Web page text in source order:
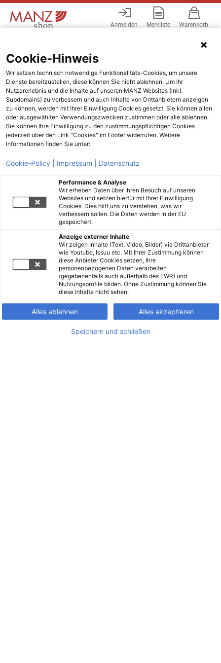
Anmelden Merkliste Warenkorb
Cookie-Hinweis
Wir setzen technisch notwendige Funktionalitäts-Cookies, um unsere
Dienste bereitzustellen, diese können Sie nicht ablehnen. Um Ihr
Nutzererlebnis und die Inhalte auf unseren MANZ Websites (inkl.
Subdomains) zu verbessern und auch Inhalte von Drittanbietern anzeigen
zu können, werden mit Ihrer Einwilligung Cookies gesetzt. Sie können allen
oder ausgewählten Verwendungszwecken zustimmen oder alle ablehnen.
Sie können Ihre Einwilligung zu den zustimmungspflichtigen Cookies
jederzeit über den Link "Cookies" im Footer widerrufen. Weitere
Informationen finden Sie unter:
Cookie-Policy | Impressum | Datenschutz
Performance & Analyse
Wir erheben Daten über Ihren Besuch auf unseren
Websites und setzen hierfür mit Ihrer Einwilligung
Cookies. Dies hilft uns zu verstehen, was wir
verbessern sollen. Die Daten werden in der EU
gespeichert.
Anzeige externer Inhalte
Wir zeigen Inhalte (Text, Video, Bilder) via Drittanbieter
wie Youtube, Issuu etc. Mit Ihrer Zustimmung können
diese Anbieter Cookies setzen, Ihre
personenbezogenen Daten verarbeiten
(gegebenenfalls auch außerhalb des EWR) und
Nutzungsprofile bilden. Ohne Zustimmung können Sie
diese Inhalte nicht sehen.
Alles ablehnen Alles akzeptieren
Speichern und schließen